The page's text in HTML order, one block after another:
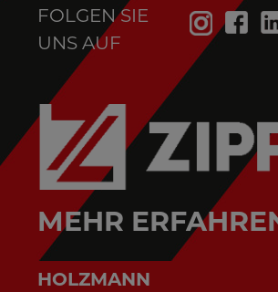
FOLGEN SIE
UNS AUF
MEHR
HOLZMANN